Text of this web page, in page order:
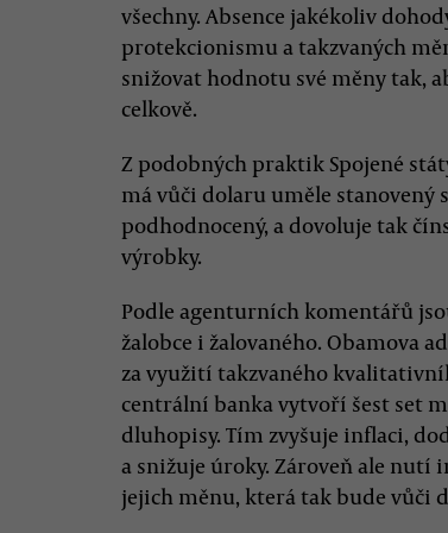
všechny. Absence jakékoliv
protekcionismu a takzvaných
snižovat hodnotu své měny tak,
celkově.
Z podobných praktik Spojené
má vůči dolaru uměle stanovený
podhodnocený, a dovoluje tak
výrobky.
Podle agenturních komentářů
žalobce i žalovaného. Obamova
za využití takzvaného
centrální banka vytvoří šest set
dluhopisy. Tím zvyšuje inflaci,
a snižuje úroky. Zároveň ale nutí
jejich měnu, která tak bude vůči